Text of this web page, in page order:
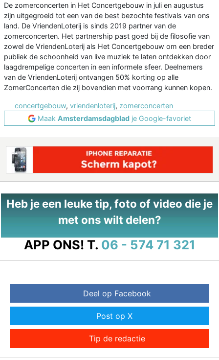
De zomerconcerten in Het Concertgebouw in juli en augustus
zijn uitgegroeid tot een van de best bezochte festivals van ons
land. De VriendenLoterij is sinds 2019 partner van de
zomerconcerten. Het partnership past goed bij de filosofie van
zowel de VriendenLoterij als Het Concertgebouw om een breder
publiek de schoonheid van live muziek te laten ontdekken door
laagdrempelige concerten in een informele sfeer. Deelnemers
van de VriendenLoterij ontvangen 50% korting op alle
ZomerConcerten die zij bovendien met voorrang kunnen kopen.
concertgebouw, vriendenloterij, zomerconcerten
Maak Amsterdamsdagblad je Google-favoriet
Heb je een leuke tip, foto of video die je
met ons wilt delen?
APP ONS! T. 06 - 574 71 321
Deel op Facebook
Post op X
Tip de redactie